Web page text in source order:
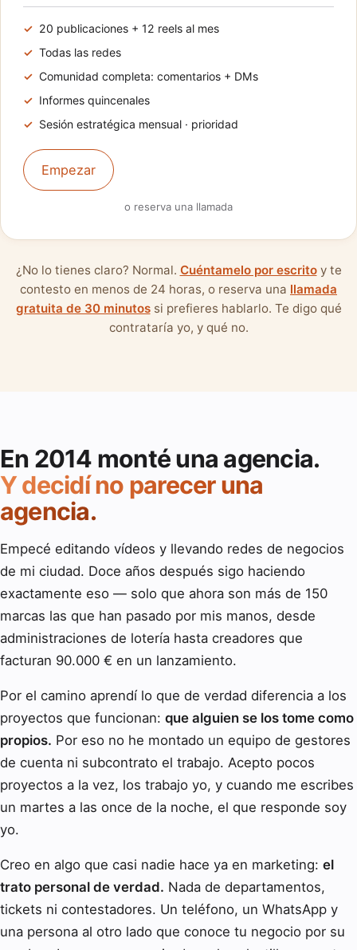
20 publicaciones + 12 reels al mes
Todas las redes
Comunidad completa: comentarios + DMs
Informes quincenales
Sesión estratégica mensual · prioridad
Empezar
o reserva una llamada
¿No lo tienes claro? Normal. Cuéntamelo por escritoy te
contesto en menos de 24 horas, o reserva una llamada
gratuita de 30 minutossi prefieres hablarlo. Te digo qué
contrataría yo, y qué no.
En 2014 monté una agencia.
Y decidí no parecer una
agencia.
Empecé editando vídeos y llevando redes de negocios
de mi ciudad. Doce años después sigo haciendo
exactamente eso — solo que ahora son más de 150
marcas las que han pasado por mis manos, desde
administraciones de lotería hasta creadores que
facturan 90.000 € en un lanzamiento.
Por el camino aprendí lo que de verdad diferencia a los
proyectos que funcionan: que alguien se los tome como
propios. Por eso no he montado un equipo de gestores
de cuenta ni subcontrato el trabajo. Acepto pocos
proyectos a la vez, los trabajo yo, y cuando me escribes
un martes a las once de la noche, el que responde soy
yo.
Creo en algo que casi nadie hace ya en marketing: el
trato personal de verdad. Nada de departamentos,
tickets ni contestadores. Un teléfono, un WhatsApp y
una persona al otro lado que conoce tu negocio por su